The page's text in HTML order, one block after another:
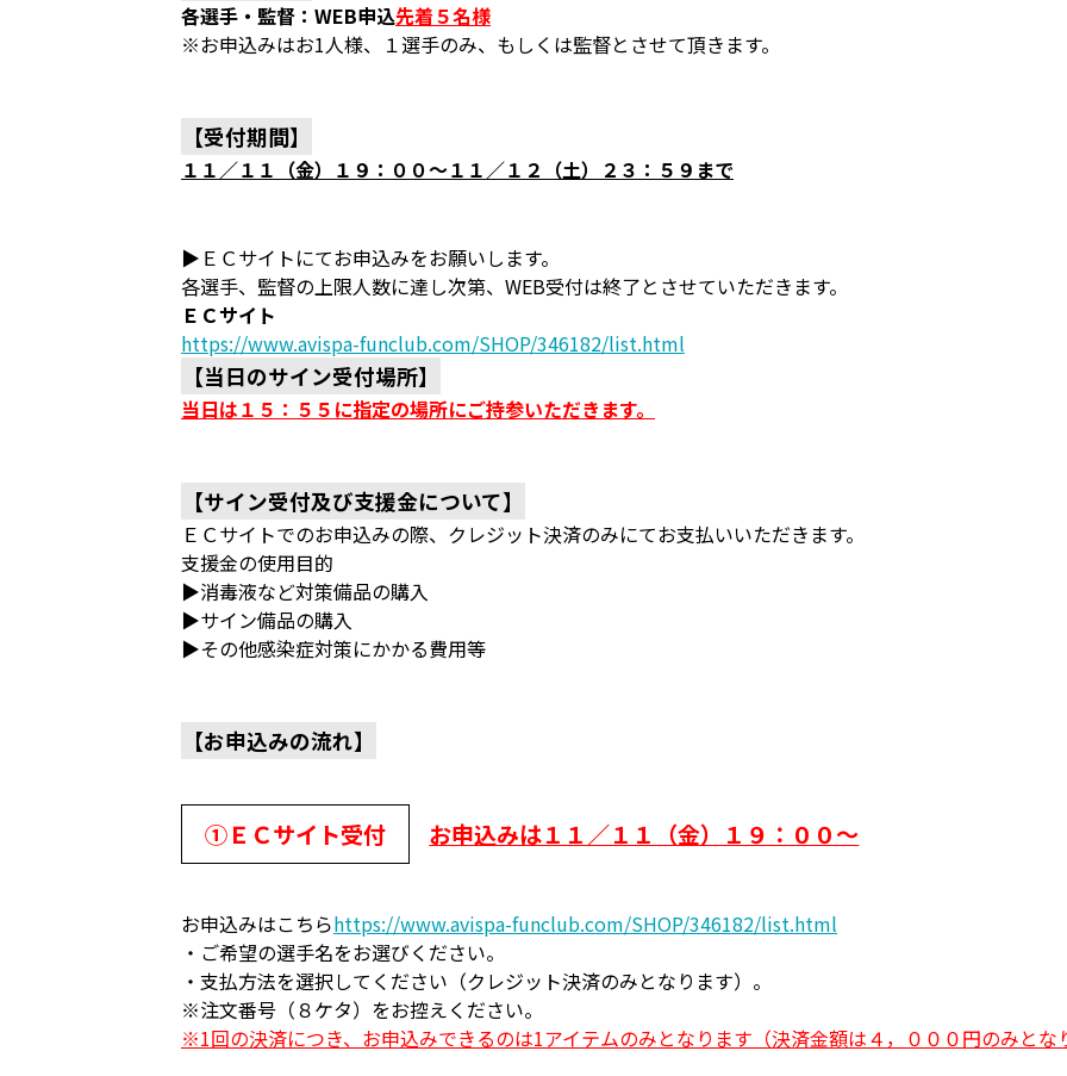
各選手・監督：WEB申込先着５名様
※お申込みはお1人様、１選手のみ、もしくは監督とさせて頂きます。
【受付期間】
１１／１１（金）１９：００～１１／１２（土）２３：５９まで
▶ＥＣサイトにてお申込みをお願いします。
各選手、監督の上限人数に達し次第、WEB受付は終了とさせていただきます。
ＥＣサイト
https://www.avispa-funclub.com/SHOP/346182/list.html
【当日のサイン受付場所】
当日は１５：５５に指定の場所にご持参いただきます。
【サイン受付及び支援金について】
ＥＣサイトでのお申込みの際、クレジット決済のみにてお支払いいただきます。
支援金の使用目的
▶消毒液など対策備品の購入
▶サイン備品の購入
▶その他感染症対策にかかる費用等
【お申込みの流れ】
①ＥＣサイト受付 お申込みは１１／１１（金）１９：００～
お申込みはこちらhttps://www.avispa-funclub.com/SHOP/346182/list.html
・ご希望の選手名をお選びください。
・支払方法を選択してください（クレジット決済のみとなります）。
※注文番号（８ケタ）をお控えください。
※1回の決済につき、お申込みできるのは1アイテムのみとなります（決済金額は４，０００円のみとな